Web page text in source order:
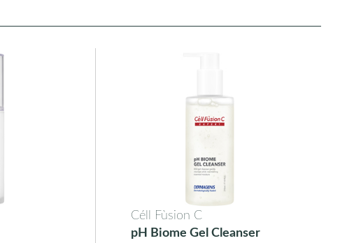
Céll Fùsion C
pH Biome Gel Cleanser